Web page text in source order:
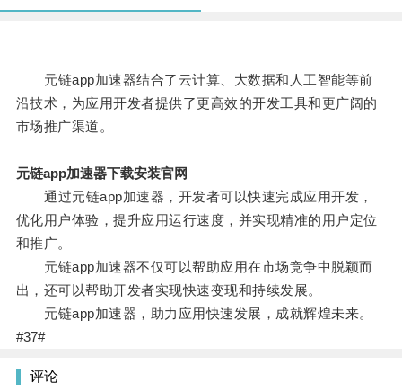
元链app加速器结合了云计算、大数据和人工智能等前
沿技术，为应用开发者提供了更高效的开发工具和更广阔的
市场推广渠道。
元链app加速器下载安装官网
通过元链app加速器，开发者可以快速完成应用开发，
优化用户体验，提升应用运行速度，并实现精准的用户定位
和推广。
元链app加速器不仅可以帮助应用在市场竞争中脱颖而
出，还可以帮助开发者实现快速变现和持续发展。
元链app加速器，助力应用快速发展，成就辉煌未来。
#37#
评论